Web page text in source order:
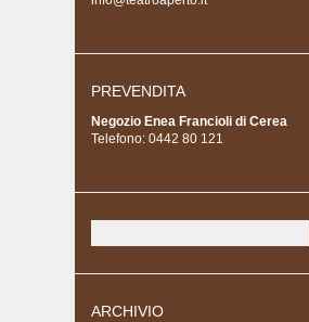
PREVENDITA
Negozio Enea Francioli di Cerea
Telefono: 0442 80 121
per:
ARCHIVIO